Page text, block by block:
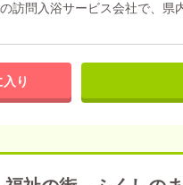
訪問入浴サービス会社で、県
り